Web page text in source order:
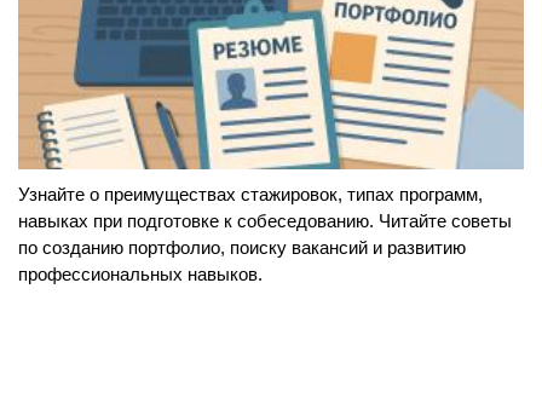
Узнайте о преимуществах стажировок, типах программ,
навыках при подготовке к собеседованию. Читайте советы
по созданию портфолио, поиску вакансий и развитию
профессиональных навыков.